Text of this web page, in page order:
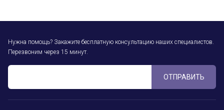
Нужна помощь? Закажите бесплатную консультацию наших специалистов.
Перезвоним через 15 минут.
ОТПРАВИТЬ